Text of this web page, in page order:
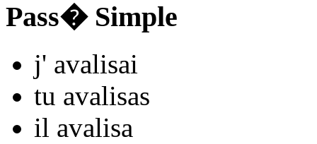
Pass� Simple
j' avalisai
tu avalisas
il avalisa